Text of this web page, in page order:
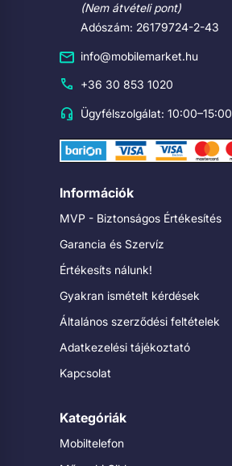
(Nem átvételi pont)
Adószám: 26179724-2-43
info@mobilemarket.hu
+36 30 853 1020
Ügyfélszolgálat: 10:00–15:00
Információk
MVP - Biztonságos Értékesítés
Garancia és Szervíz
Értékesíts nálunk!
Gyakran ismételt kérdések
Általános szerződési feltételek
Adatkezelési tájékoztató
Kapcsolat
Kategóriák
Mobiltelefon